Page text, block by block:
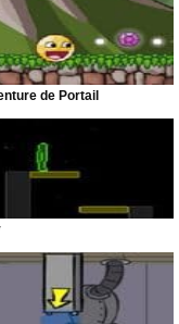
de Portail